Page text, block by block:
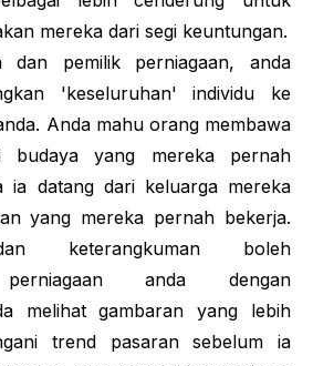
mereka dari segi keuntungan.
dan pemilik perniagaan, anda
'keseluruhan' individu ke
Anda mahu orang membawa
budaya yang mereka pernah
ia datang dari keluarga mereka
yang mereka pernah bekerja.
keterangkuman boleh
perniagaan anda dengan
melihat gambaran yang lebih
trend pasaran sebelum ia